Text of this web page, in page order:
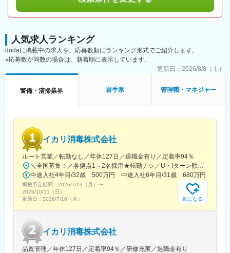
人気求人ランキング
dodaに掲載中の求人を、応募数順にランキング形式でご紹介します。
※応募数が同数の場合は、新着順に表示しています。
更新日： 2026/8/8（土）
警備・清掃業界 岩手県 管理職・マネジャー
イカリ消毒株式会社
ルート営業／転勤なし／年休127日／退職金有り／定着率94％
＼全国募集！／各拠点1～2名採用★転勤ナシ／U・Iターン歓迎└配属先は100％希望を反映★マイカー通勤＆直行直帰OK（勤務地や現場による）＼積極採用エリア／【北海道】北海道／旭川市、北見市、釧路市【東北】宮城県／仙台市【関東】茨城県／つくば市 東京都／江東区、町田市、武蔵村山市 埼玉県／さいたま市、ふじみ野市 神奈川県／横浜市、藤沢市、伊勢原市 山梨県／中央市【東海】岐阜県／羽島市 愛知県／名古屋市、知立市 三重県／四日市市【北信越】新潟県／新潟市、長岡市【関西】京都府／京都市 大阪府／東大阪市 兵庫県／加古川市、神戸市、西宮市【中国】鳥取県／米子市 岡山県／岡山市【四国】徳島県／徳島市 広島県／福山市【九州】福岡県／福岡市 熊本県／熊本市 鹿児島県／鹿児島市※詳しい所在地は当社HPをご覧ください。https://www.ikari.co.jp/company/network/
中途入社4年目/32歳 500万円 中途入社6年目/31歳 680万円
掲載予定期間： 2026/7/13（月） 〜
2026/10/11（日）
更新日： 2026/7/16（木） 気になる
イカリ消毒株式会社
品質管理／年休127日／定着率94％／研修充実／退職金有り